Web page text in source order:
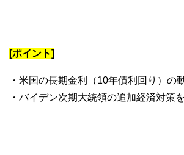
[ポイント]
・米国の長期金利（10年債利回り）の
・バイデン次期大統領の追加経済対策